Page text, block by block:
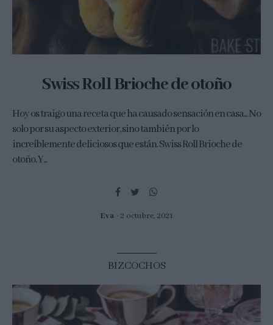
Swiss Roll Brioche de otoño
Hoy os traigo una receta que ha causado sensación en casa... No
solo por su aspecto exterior, sino también por lo
increíblemente deliciosos que están. Swiss Roll Brioche de
otoño. Y...
Eva 2 octubre, 2021
BIZCOCHOS